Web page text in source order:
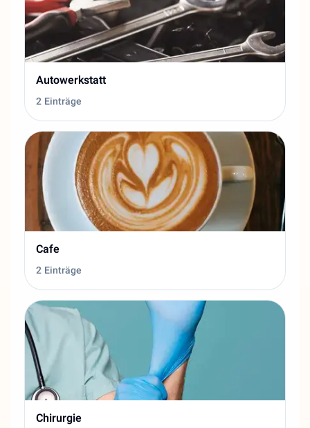
Autowerkstatt
2 Einträge
Cafe
2 Einträge
Chirurgie